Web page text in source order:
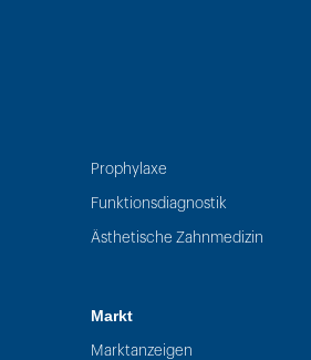
Prophylaxe
Funktionsdiagnostik
Ästhetische Zahnmedizin
Markt
Marktanzeigen